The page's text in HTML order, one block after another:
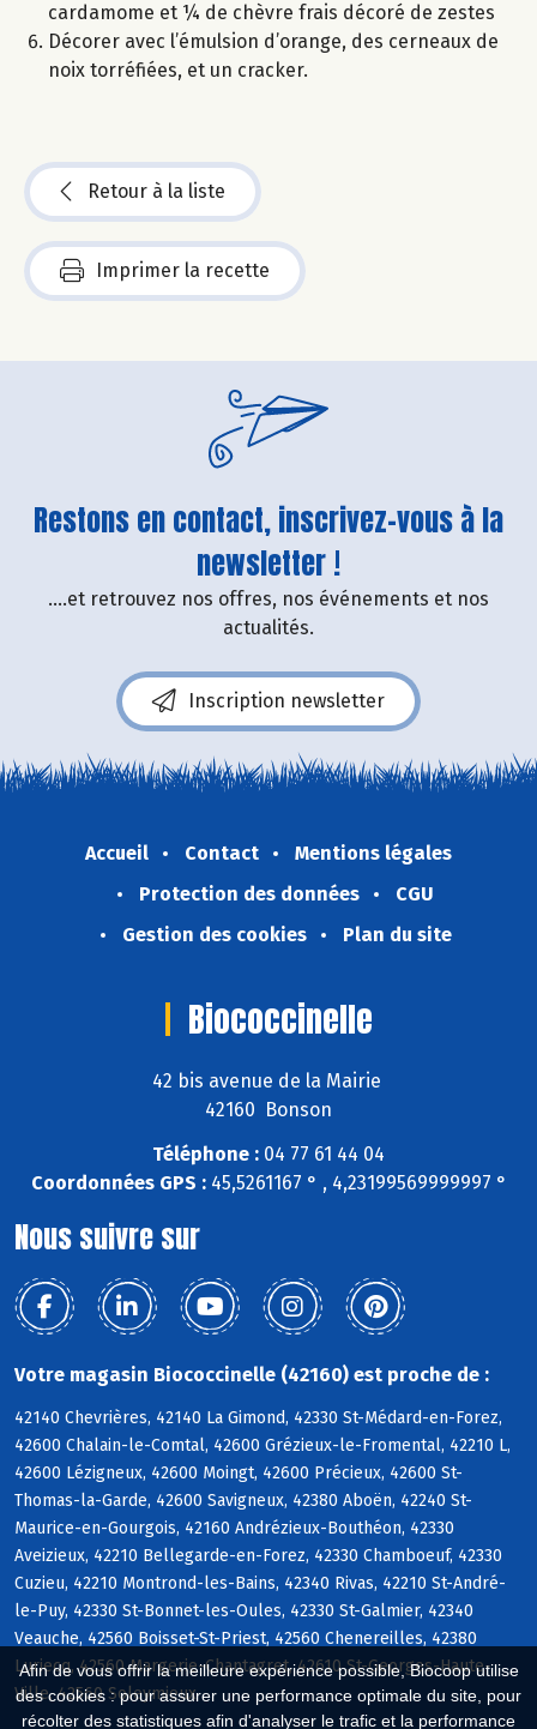
Afin de vous offrir la meilleure expérience possible, Biocoop utilise
des cookies : pour assurer une performance optimale du site, pour
récolter des statistiques afin d'analyser le trafic et la performance
cardamome et ¼ de chèvre frais décoré de zestes
Décorer avec l’émulsion d’orange, des cerneaux de
noix torréfiées, et un cracker.
Retour à la liste
Imprimer la recette
Restons en contact, inscrivez-vous à la
newsletter !
....et retrouvez nos offres, nos événements et nos
actualités.
Inscription newsletter
Accueil Contact
Mentions légales
Protection des données
CGU
Gestion des cookies
Plan du site
Biococcinelle
42 bis avenue de la Mairie
42160 Bonson
Téléphone : 04 77 61 44 04
Coordonnées GPS :45,5261167 ° , 4,23199569999997 °
Nous suivre sur
Votre magasin Biococcinelle (42160) est proche de :
42140 Chevrières, 42140 La Gimond, 42330 St-Médard-en-Forez,
42600 Chalain-le-Comtal, 42600 Grézieux-le-Fromental, 42210 L,
42600 Lézigneux, 42600 Moingt, 42600 Précieux, 42600 St-
Thomas-la-Garde, 42600 Savigneux, 42380 Aboën, 42240 St-
Maurice-en-Gourgois, 42160 Andrézieux-Bouthéon, 42330
Aveizieux, 42210 Bellegarde-en-Forez, 42330 Chamboeuf, 42330
Cuzieu, 42210 Montrond-les-Bains, 42340 Rivas, 42210 St-André-
le-Puy, 42330 St-Bonnet-les-Oules, 42330 St-Galmier, 42340
Veauche, 42560 Boisset-St-Priest, 42560 Chenereilles, 42380
Luriecq, 42560 Margerie-Chantagret, 42610 St-Georges-Haute-
Ville, 42560 Soleymieux